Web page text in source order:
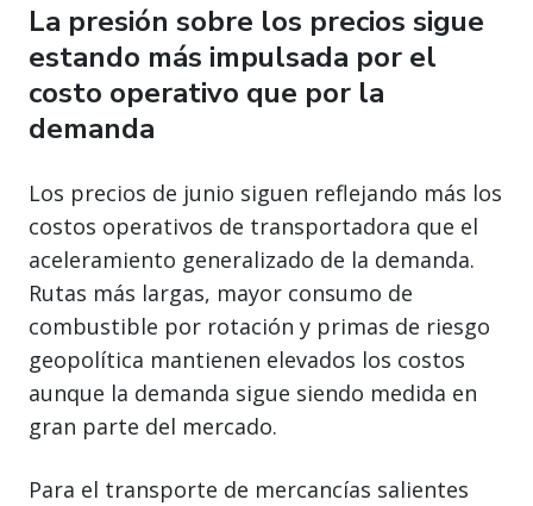
La presión sobre los precios sigue
estando más impulsada por el
costo operativo que por la
demanda
Los precios de junio siguen reflejando más los
costos operativos de transportadora que el
aceleramiento generalizado de la demanda.
Rutas más largas, mayor consumo de
combustible por rotación y primas de riesgo
geopolítica mantienen elevados los costos
aunque la demanda sigue siendo medida en
gran parte del mercado.
Para el transporte de mercancías salientes